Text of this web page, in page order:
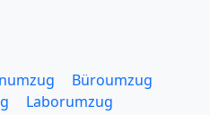
Büroumzug
Laborumzug